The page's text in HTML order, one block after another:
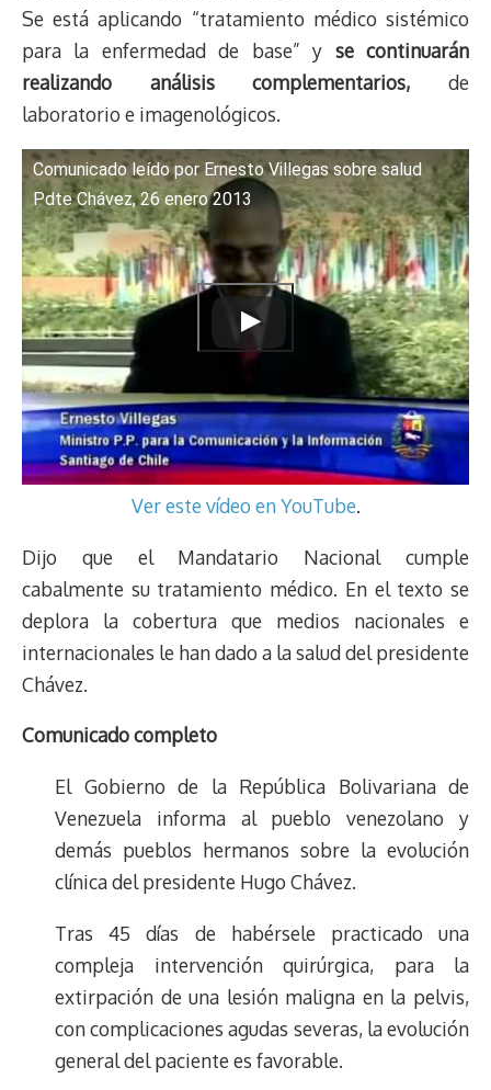
Se está aplicando “tratamiento médico sistémico
para la enfermedad de base” y se continuarán
realizando análisis complementarios, de
laboratorio e imagenológicos.
Comunicado leído por Ernesto Villegas sobre salud
Pdte Chávez, 26 enero 2013
Ver este vídeo en YouTube.
Dijo que el Mandatario Nacional cumple
cabalmente su tratamiento médico. En el texto se
deplora la cobertura que medios nacionales e
internacionales le han dado a la salud del presidente
Chávez.
Comunicado completo
El Gobierno de la República Bolivariana de
Venezuela informa al pueblo venezolano y
demás pueblos hermanos sobre la evolución
clínica del presidente Hugo Chávez.
Tras 45 días de habérsele practicado una
compleja intervención quirúrgica, para la
extirpación de una lesión maligna en la pelvis,
con complicaciones agudas severas, la evolución
general del paciente es favorable.